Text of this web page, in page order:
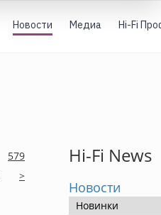
Новости Медиа Hi-Fi
579
>
Hi-Fi News
Новости
Новинки